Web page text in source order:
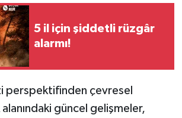
5 il için şiddetli rüzgâr
alarmı!
perspektifinden çevresel
güncel gelişmeler,